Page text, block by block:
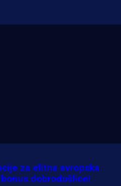
za elitna evropska
dobrodošlice!